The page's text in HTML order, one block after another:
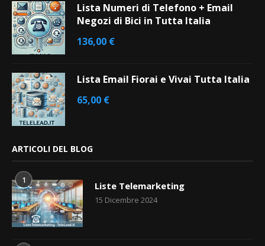
Lista Numeri di Telefono + Email
Negozi di Bici in Tutta Italia
136,00 €
Lista Email Fiorai e Vivai Tutta Italia
65,00 €
ARTICOLI DEL BLOG
1 Liste Telemarketing
15 Dicembre 2024